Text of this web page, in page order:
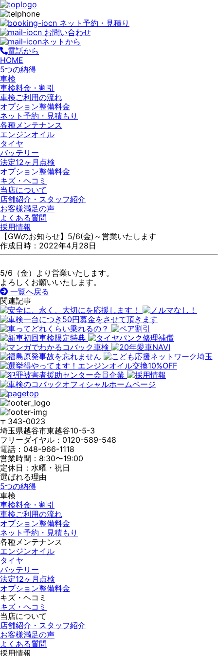
ネット予約・見積り
お問い合わせ
ネットから
電話から
HOME
5つの納得
車検
車検料金・割引
車検ご利用の流れ
オプション整備料金
ネット予約・見積もり
各種メンテナンス
エンジンオイル
タイヤ
バッテリー
法定12ヶ月点検
オプション整備料金
キズ・ヘコミ
当店について
店舗紹介・スタッフ紹介
お客様満足の声
よくある質問
採用情報
【GWのお知らせ】5/6(金)～営業いたします
作成日時：2022年4月28日
5/6（金）より営業いたします。
よろしくお願いいたします。
一覧へ戻る
関連記事
〒343-0023
埼⽟県越⾕市東越⾕10-5-3
フリーダイヤル：0120-589-548
電話：048-966-1118
営業時間：8:30〜19:00
定休⽇：⽔曜・祝⽇
選ばれる理由
5つの納得
車検
車検料金・割引
車検ご利用の流れ
オプション整備料金
ネット予約・見積もり
各種メンテナンス
エンジンオイル
タイヤ
バッテリー
法定12ヶ月点検
オプション整備料金
キズ・ヘコミ
キズ・ヘコミ
当店について
店舗紹介・スタッフ紹介
お客様満足の声
よくある質問
採用情報